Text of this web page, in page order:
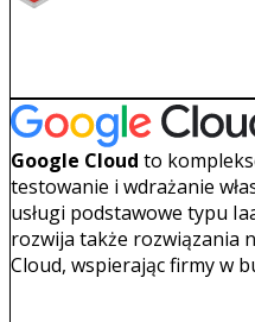
Google Cloud to
testowanie i wdrażanie
usługi podstawowe typu
rozwija także rozwiązania
Cloud, wspierając firmy w